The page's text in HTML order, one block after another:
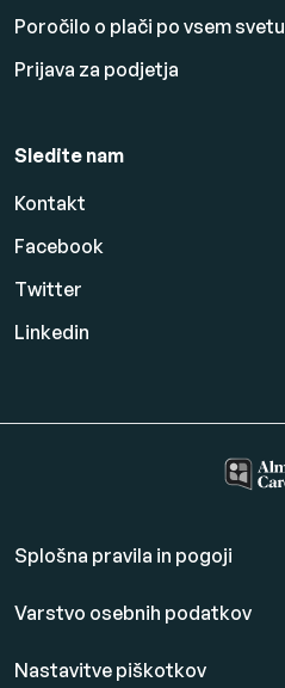
Poročilo o plači po vsem svetu
Prijava za podjetja
Sledite nam
Kontakt
Facebook
Twitter
Linkedin
Splošna pravila in pogoji
Varstvo osebnih podatkov
Nastavitve piškotkov